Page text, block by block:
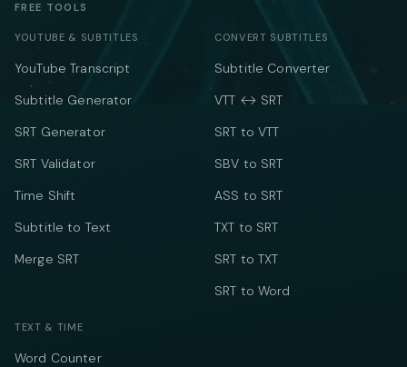
FREE TOOLS
YOUTUBE & SUBTITLES
YouTube Transcript
Subtitle Generator
SRT Generator
SRT Validator
Time Shift
Subtitle to Text
Merge SRT
CONVERT SUBTITLES
Subtitle Converter
VTT ↔ SRT
SRT to VTT
SBV to SRT
ASS to SRT
TXT to SRT
SRT to TXT
SRT to Word
TEXT & TIME
Word Counter